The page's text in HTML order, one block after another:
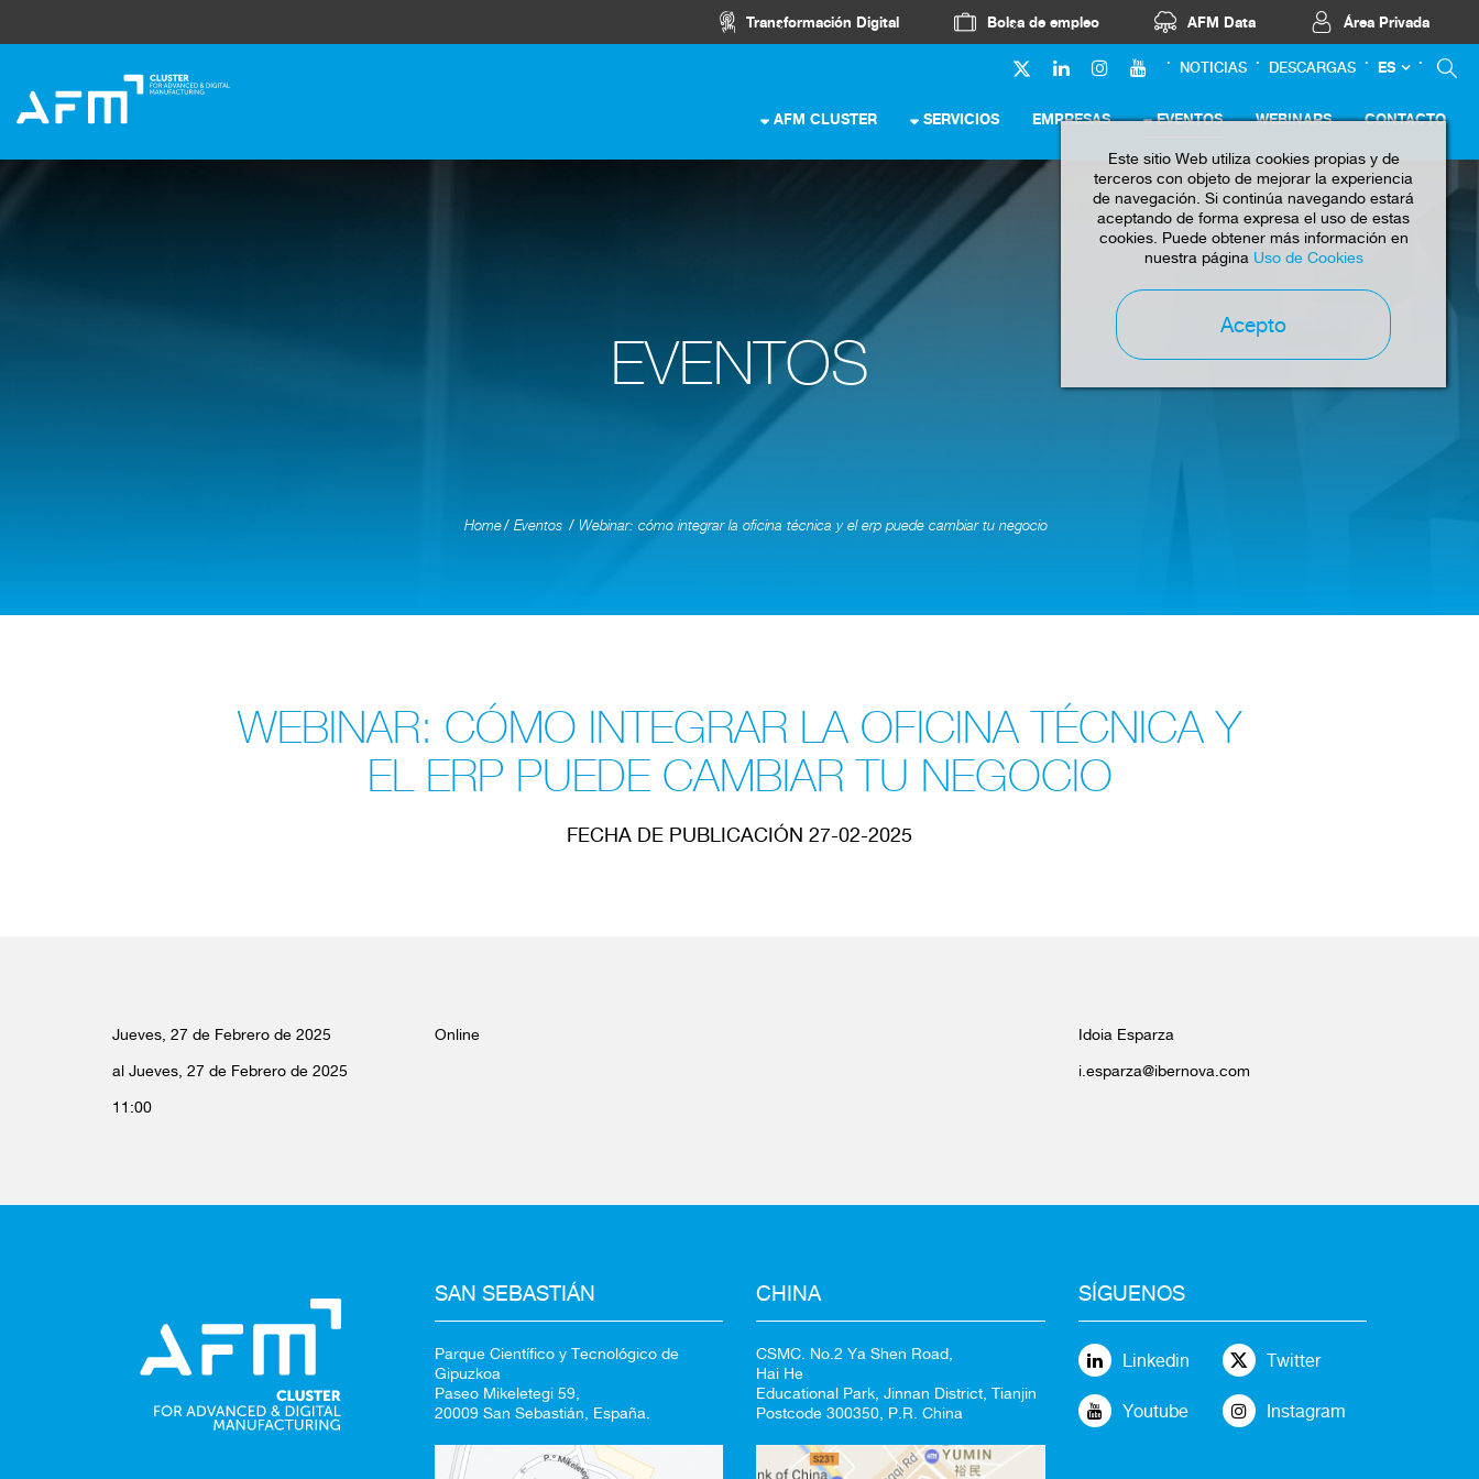
Transformación Digital Bolsa de empleo AFM Data Área Privada
NOTICIAS DESCARGAS ES
AFM CLUSTER SERVICIOS EMPRESAS EVENTOS WEBINARS CONTACTO
Este sitio Web utiliza cookies propias y de
terceros con objeto de mejorar la experiencia
de navegación. Si continúa navegando estará
aceptando de forma expresa el uso de estas
cookies. Puede obtener más información en
nuestra página Uso de Cookies
Acepto
EVENTOS
Home Eventos Webinar: cómo integrar la oficina técnica y el erp puede cambiar tu negocio
WEBINAR: CÓMO INTEGRAR LA OFICINA TÉCNICA Y
EL ERP PUEDE CAMBIAR TU NEGOCIO
FECHA DE PUBLICACIÓN 27-02-2025
Jueves, 27 de Febrero de 2025
al Jueves, 27 de Febrero de 2025
11:00
Online Idoia Esparza
i.esparza@ibernova.com
SAN SEBASTIÁN
Parque Científico y Tecnológico de
Gipuzkoa
Paseo Mikeletegi 59,
20009 San Sebastián, España.
CHINA
CSMC. No.2 Ya Shen Road,
Hai He
Educational Park, Jinnan District, Tianjin
Postcode 300350, P.R. China
SÍGUENOS
Linkedin Twitter
Youtube Instagram